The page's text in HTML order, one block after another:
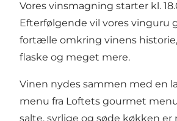
Vores vinsmagning starter kl.
Efterfølgende vil vores vinguru
fortælle omkring vinens historie,
flaske og meget mere.
Vinen nydes sammen med en
menu fra Loftets gourmet
salte, syrlige og søde køkken